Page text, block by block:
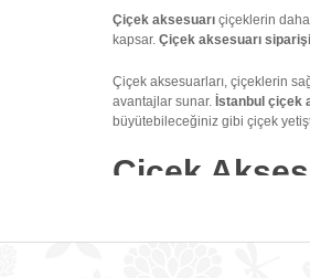
Çiçek aksesuarı çiçeklerin
kapsar. Çiçek aksesuarı siparişi
Çiçek aksesuarları, çiçeklerin
avantajlar sunar. İstanbul çiçek
büyütebileceğiniz gibi çiçek
Çiçek